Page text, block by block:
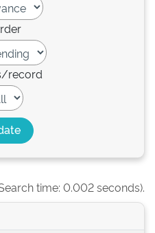
record
time: 0.002 seconds).